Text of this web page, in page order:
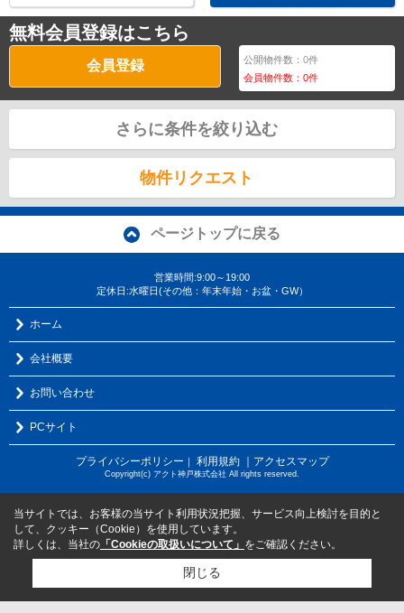
無料会員登録はこちら
会員登録 公開物件数：0件
会員物件数：0件
さらに条件を絞り込む
物件リクエスト
ページトップに戻る
営業時間:9:00～19:00
定休日:水曜日(その他：年末年始・お盆・GW）
ホーム
会社概要
お問い合わせ
PCサイト
プライバシーポリシー ｜ 利用規約 ｜アクセスマップ
Copyright(c) アクト神戸株式会社 All rights reserved.
当サイトでは、お客様の当サイト利用状況把握、サービス向上検討を目的と
して、クッキー（Cookie）を使用しています。
詳しくは、当社の 「Cookieの取扱いについて」 をご確認ください。
閉じる